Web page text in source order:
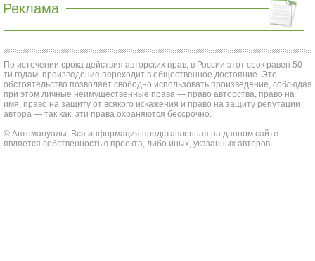
Реклама
По истечении срока действия авторских прав, в России этот срок равен 50-
ти годам, произведение переходит в общественное достояние. Это
обстоятельство позволяет свободно использовать произведение, соблюдая
при этом личные неимущественные права — право авторства, право на
имя, право на защиту от всякого искажения и право на защиту репутации
автора — так как, эти права охраняются бессрочно.
© Автомануалы. Вся информация представленная на данном сайте
является собственностью проекта, либо иных, указанных авторов.